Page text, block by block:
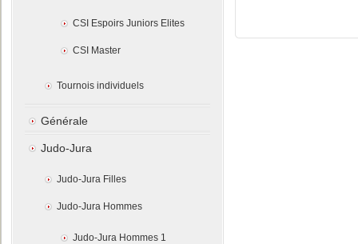
CSI Espoirs Juniors Elites
CSI Master
Tournois individuels
Générale
Judo-Jura
Judo-Jura Filles
Judo-Jura Hommes
Judo-Jura Hommes 1